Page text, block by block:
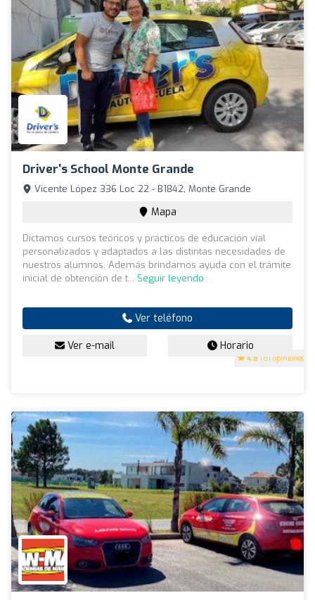
Driver's School Monte Grande
4.8 (81 opiniones)
Vicente López 336 Loc 22 - B1842, Monte Grande
Mapa
Dictamos cursos teóricos y prácticos de educación vial
personalizados y adaptados a las distintas necesidades de
nuestros alumnos. Además brindamos ayuda con el trámite
inicial de obtención de t... Seguir leyendo
Ver teléfono
Ver e-mail Horario